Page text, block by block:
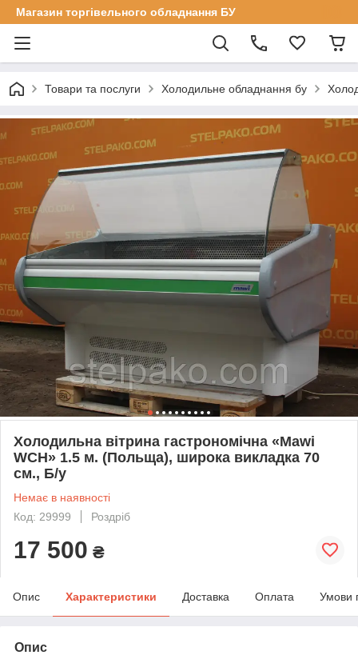
Магазин торгівельного обладнання БУ
Товари та послуги Холодильне обладнання бу
Холодильна вітрина гастрономічна «Mawi
WCH» 1.5 м. (Польща), широка викладка 70
см., Б/у
Немає в наявності
Код: 29999
Роздріб
17 500 ₴
Опис Характеристики Доставка Оплата Умови
Опис